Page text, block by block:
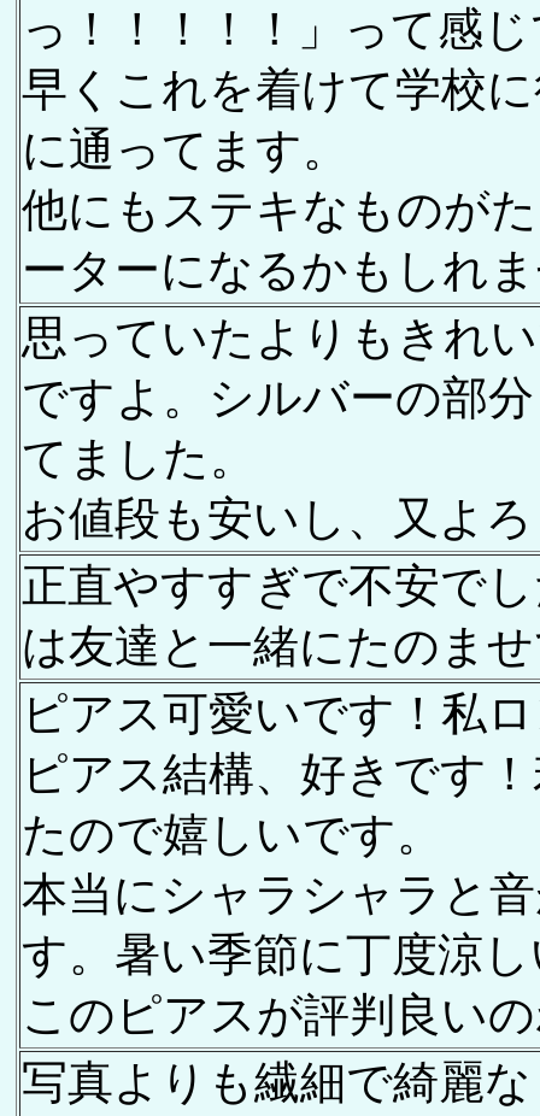
っ！！！！！」って感
早くこれを着けて学校
に通ってます。
他にもステキなものが
ーターになるかもしれ
思っていたよりもきれ
ですよ。シルバーの部
てました。
お値段も安いし、又よ
正直やすすぎで不安で
は友達と一緒にたのま
ピアス可愛いです！私
ピアス結構、好きです
たので嬉しいです。
本当にシャラシャラと
す。暑い季節に丁度涼
このピアスが評判良い
写真よりも繊細で綺麗